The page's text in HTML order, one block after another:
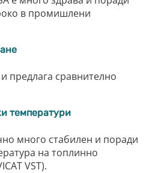
в промишлени
предлага сравнително
температури
много стабилен и поради
на топлинно
VST).